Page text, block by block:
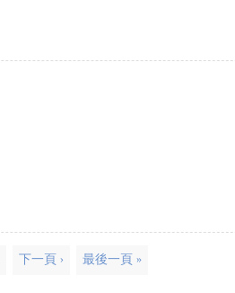
下一頁 › 最後一頁 »